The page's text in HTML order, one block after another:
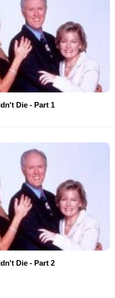
Die - Part 1
Die - Part 2